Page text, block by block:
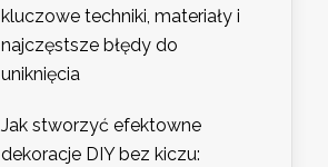
kluczowe techniki, materiały i
najczęstsze błędy do
uniknięcia
Jak stworzyć efektowne
dekoracje DIY bez kiczu: